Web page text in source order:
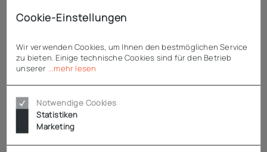
984,55 €
SALE
Cookie-Einstellungen
Wir verwenden Cookies, um Ihnen den bestmöglichen Service
zu bieten. Einige technische Cookies sind für den Betrieb
unserer ...mehr lesen
Notwendige Cookies
Statistiken
Marketing